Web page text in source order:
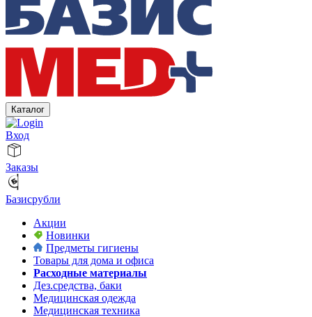
Каталог
Вход
Заказы
Базисрубли
Акции
Новинки
Предметы гигиены
Товары для дома и офиса
Расходные материалы
Дез.средства, баки
Медицинская одежда
Медицинская техника